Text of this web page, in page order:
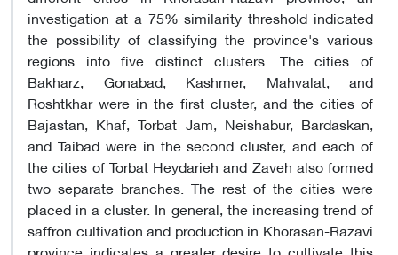
investigation at a 75% similarity threshold indicated
the possibility of classifying the province's various
regions into five distinct clusters. The cities of
Bakharz, Gonabad, Kashmer, Mahvalat, and
Roshtkhar were in the first cluster, and the cities of
Bajastan, Khaf, Torbat Jam, Neishabur, Bardaskan,
and Taibad were in the second cluster, and each of
the cities of Torbat Heydarieh and Zaveh also formed
two separate branches. The rest of the cities were
placed in a cluster. In general, the increasing trend of
saffron cultivation and production in Khorasan-Razavi